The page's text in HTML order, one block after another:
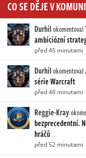
CO SE DĚJE V
Durhilokomentoval
ambiciózní
před 45 minutami
Durhilokomentoval
série Warcraft
před 48 minutami
Reggie-Kray
bezprecedentní.
hráčů
před 52 minutami